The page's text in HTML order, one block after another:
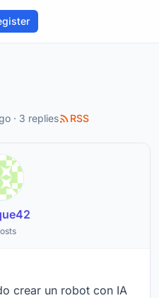
· 3 replies RSS
crear un robot con IA